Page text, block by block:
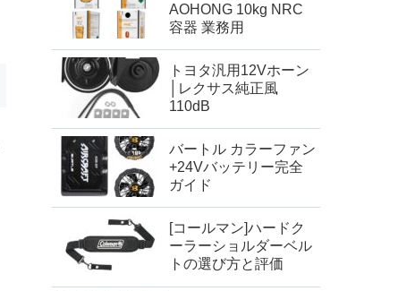
AOHONG 10kg NRC
容器 業務用
トヨタ汎用12Vホーン
│レクサス純正風
110dB
バートル カラーファン
+24Vバッテリー完全
ガイド
[コールマン]ハードク
ーラーショルダーベル
トの選び方と評価